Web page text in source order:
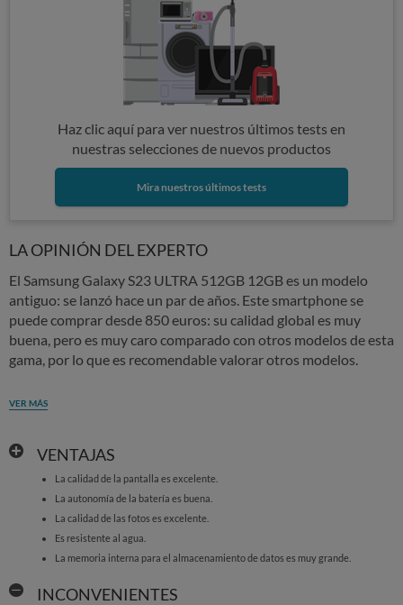
Haz clic aquí para ver nuestros últimos tests en
nuestras selecciones de nuevos productos
Mira nuestros últimos tests
LA OPINIÓN DEL EXPERTO
El Samsung Galaxy S23 ULTRA 512GB 12GB es un modelo
antiguo: se lanzó hace un par de años. Este smartphone se
puede comprar desde 850 euros: su calidad global es muy
buena, pero es muy caro comparado con otros modelos de esta
gama, por lo que es recomendable valorar otros modelos.
VER MÁS
VENTAJAS
La calidad de la pantalla es excelente.
La autonomía de la batería es buena.
La calidad de las fotos es excelente.
Es resistente al agua.
La memoria interna para el almacenamiento de datos es muy grande.
INCONVENIENTES